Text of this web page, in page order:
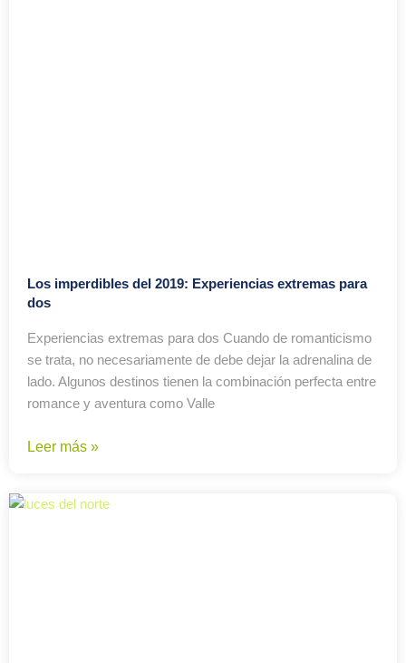
Los imperdibles del 2019: Experiencias extremas para
dos
Experiencias extremas para dos Cuando de romanticismo
se trata, no necesariamente de debe dejar la adrenalina de
lado. Algunos destinos tienen la combinación perfecta entre
romance y aventura como Valle
Leer más »